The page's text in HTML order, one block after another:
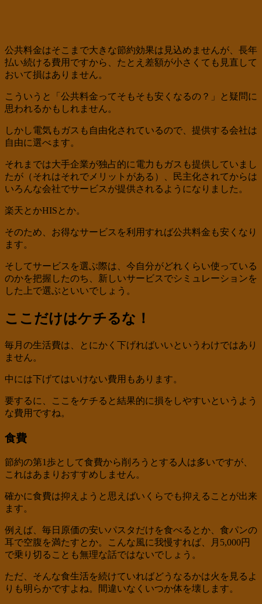
公共料金はそこまで大きな節約効果は見込めませんが、長年
払い続ける費用ですから、たとえ差額が小さくても見直して
おいて損はありません。
こういうと「公共料金ってそもそも安くなるの？」と疑問に
思われるかもしれません。
しかし電気もガスも自由化されているので、提供する会社は
自由に選べます。
それまでは大手企業が独占的に電力もガスも提供していまし
たが（それはそれでメリットがある）、民主化されてからは
いろんな会社でサービスが提供されるようになりました。
楽天とかHISとか。
そのため、お得なサービスを利用すれば公共料金も安くなり
ます。
そしてサービスを選ぶ際は、今自分がどれくらい使っている
のかを把握したのち、新しいサービスでシミュレーションを
した上で選ぶといいでしょう。
ここだけはケチるな！
毎月の生活費は、とにかく下げればいいというわけではあり
ません。
中には下げてはいけない費用もあります。
要するに、ここをケチると結果的に損をしやすいというよう
な費用ですね。
食費
節約の第1歩として食費から削ろうとする人は多いですが、
これはあまりおすすめしません。
確かに食費は抑えようと思えばいくらでも抑えることが出来
ます。
例えば、毎日原価の安いパスタだけを食べるとか、食パンの
耳で空腹を満たすとか。こんな風に我慢すれば、月5,000円
で乗り切ることも無理な話ではないでしょう。
ただ、そんな食生活を続けていればどうなるかは火を見るよ
りも明らかですよね。間違いなくいつか体を壊します。